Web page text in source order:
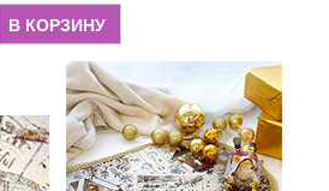
В КОРЗИНУ